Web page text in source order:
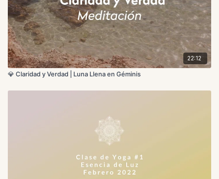
22:12
💎 Claridad y Verdad | Luna Llena en Géminis